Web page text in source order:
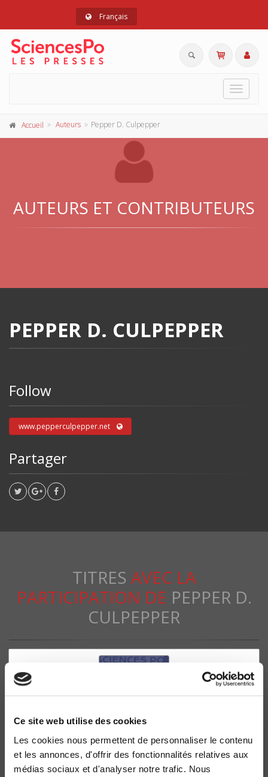
Ce site web utilise des cookies
Les cookies nous permettent de personnaliser le contenu
et les annonces, d'offrir des fonctionnalités relatives aux
médias sociaux et d'analyser notre trafic. Nous
Français
Toggle
Accueil Auteurs Pepper D. Culpepper
AUTEURS ET CONTRIBUTEURS
PEPPER D. CULPEPPER
Follow
www.pepperculpepper.net
Partager
TITRES AVEC LA
PARTICIPATION DE PEPPER D.
CULPEPPER